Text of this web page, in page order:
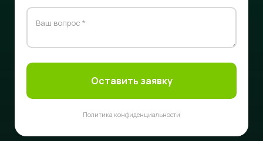
Оставить заявку
Политика конфиденциальности